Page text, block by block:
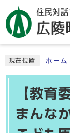
現在位置 ホーム
【教育
まんな